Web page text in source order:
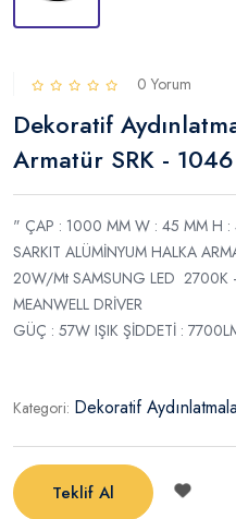
0 Yorum
Dekoratif
Armatür SRK -
" ÇAP : 1000 MM W : 45 MM H :
SARKIT ALÜMİNYUM HALKA
20W/Mt SAMSUNG LED 2700K
MEANWELL DRİVER
GÜÇ : 57W IŞIK ŞİDDETİ :
Kategori: Dekoratif
Teklif Al